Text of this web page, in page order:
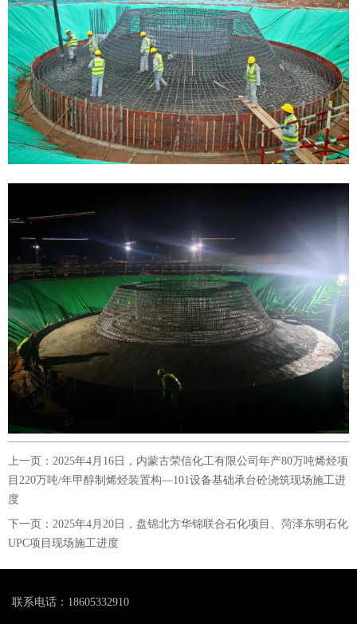
上一页： 2025年4月16日，内蒙古荣信化工有限公司年产80万吨烯烃项
目220万吨/年甲醇制烯烃装置构—101设备基础承台砼浇筑现场施工进
度
下一页： 2025年4月20日，盘锦北方华锦联合石化项目、菏泽东明石化
UPC项目现场施工进度
联系电话：18605332910